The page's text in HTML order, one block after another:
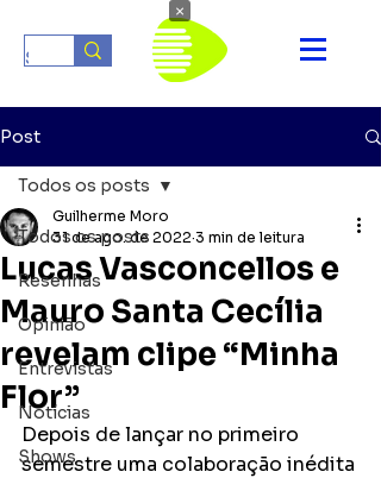
Post
Todos os posts
Resenhas
Opinião
Entrevistas
Notícias
Shows
Todos os posts
Lucas Vasconcellos e
Mauro Santa Cecília
revelam clipe “Minha
Flor”
Guilherme Moro
31 de ago. de 2022 3 min de leitura
Depois de lançar no primeiro
semestre uma colaboração inédita
×